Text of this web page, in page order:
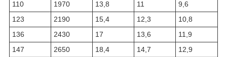
110
1970 13,8 11
9,6
123
2190 15,4 12,3
10,8
136
2430 17 13,6
11,9
147
2650 18,4 14,7
12,9